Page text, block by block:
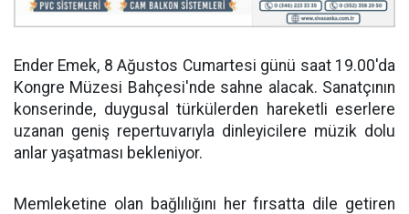
Ender Emek, 8 Ağustos Cumartesi günü saat 19.00'da
Kongre Müzesi Bahçesi'nde sahne alacak. Sanatçının
konserinde, duygusal türkülerden hareketli eserlere
uzanan geniş repertuvarıyla dinleyicilere müzik dolu
anlar yaşatması bekleniyor.
Memleketine olan bağlılığını her fırsatta dile getiren